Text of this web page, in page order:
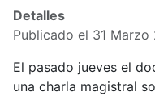
Detalles
Publicado el 31 Marzo
El pasado jueves el
una charla magistral